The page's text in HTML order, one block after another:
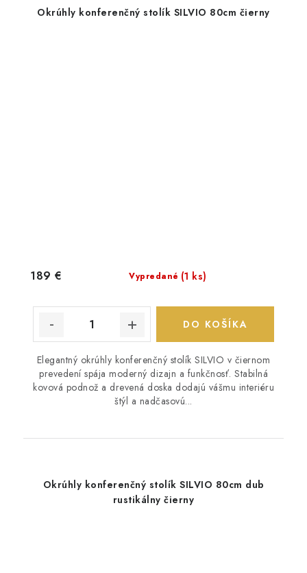
Okrúhly konferenčný stolík SILVIO 80cm čierny
Vypredané (1 ks)
189 €
DO KOŠÍKA
Elegantný okrúhly konferenčný stolík SILVIO v čiernom
prevedení spája moderný dizajn a funkčnosť. Stabilná
kovová podnož a drevená doska dodajú vášmu interiéru
štýl a nadčasovú...
Okrúhly konferenčný stolík SILVIO 80cm dub
rustikálny čierny